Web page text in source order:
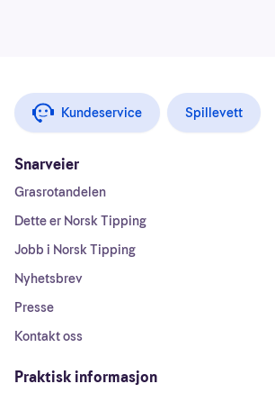
Kundeservice Spillevett
Snarveier
Grasrotandelen
Dette er Norsk Tipping
Jobb i Norsk Tipping
Nyhetsbrev
Presse
Kontakt oss
Praktisk informasjon